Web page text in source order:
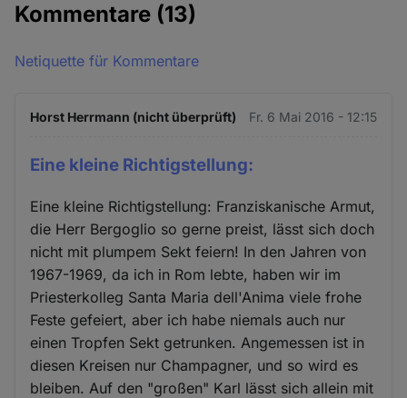
Kommentare (13)
Netiquette für Kommentare
Horst Herrmann (nicht überprüft) Fr. 6 Mai 2016 - 12:15
Eine kleine Richtigstellung:
Eine kleine Richtigstellung: Franziskanische Armut,
die Herr Bergoglio so gerne preist, lässt sich doch
nicht mit plumpem Sekt feiern! In den Jahren von
1967-1969, da ich in Rom lebte, haben wir im
Priesterkolleg Santa Maria dell'Anima viele frohe
Feste gefeiert, aber ich habe niemals auch nur
einen Tropfen Sekt getrunken. Angemessen ist in
diesen Kreisen nur Champagner, und so wird es
bleiben. Auf den "großen" Karl lässt sich allein mit